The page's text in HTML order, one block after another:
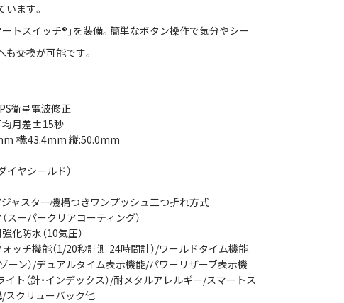
ます。
トスイッチ®」を装備。簡単なボタン操作で気分やシー
交換が可能です。
衛星電波修正
均月差±15秒
横:43.4mm 縦:50.0mm
イヤシールド）
ャスター機構つきワンプッシュ三つ折れ方式
スーパークリアコーティング）
化防水（10気圧）
ッチ機能（1/20秒計測 24時間計）/ワールドタイム機能
ーン）/デュアルタイム表示機能/パワーリザーブ表示機
ト（針・インデックス）/耐メタルアレルギー/スマートス
スクリューバック他